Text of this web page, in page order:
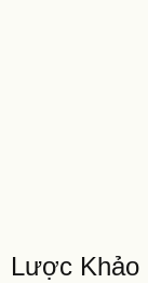
Lược Khảo